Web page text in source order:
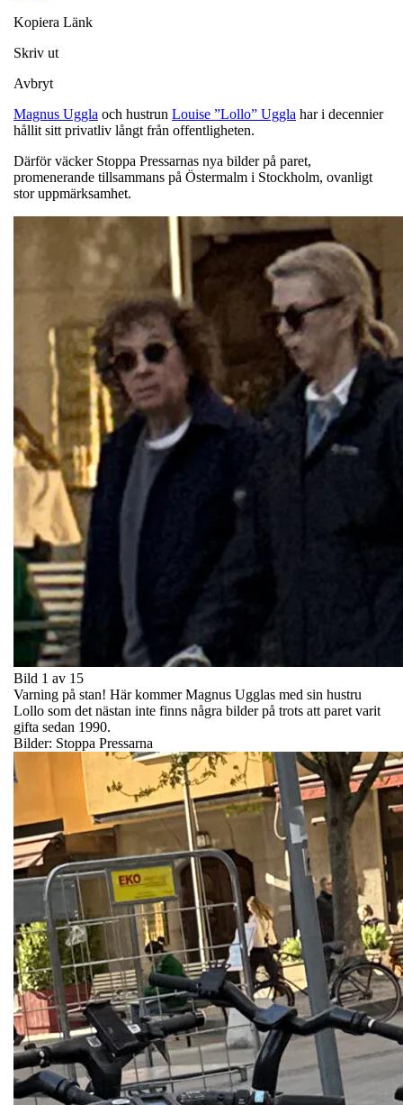
Kopiera Länk
Skriv ut
Avbryt
Magnus Uggla och hustrun Louise ”Lollo” Uggla har i decennier
hållit sitt privatliv långt från offentligheten.
Därför väcker Stoppa Pressarnas nya bilder på paret,
promenerande tillsammans på Östermalm i Stockholm, ovanligt
stor uppmärksamhet.
Bild 1 av 15
Varning på stan! Här kommer Magnus Ugglas med sin hustru
Lollo som det nästan inte finns några bilder på trots att paret varit
gifta sedan 1990.
Bilder: Stoppa Pressarna